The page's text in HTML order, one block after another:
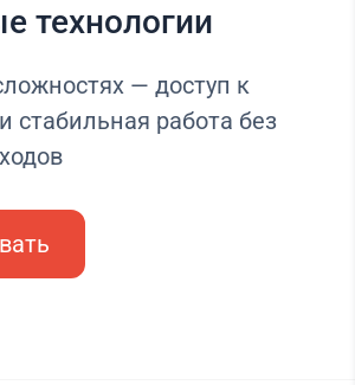
технологии
— доступ к
стабильная работа без